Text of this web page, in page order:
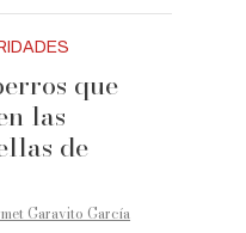
que
las
de
Garavito García